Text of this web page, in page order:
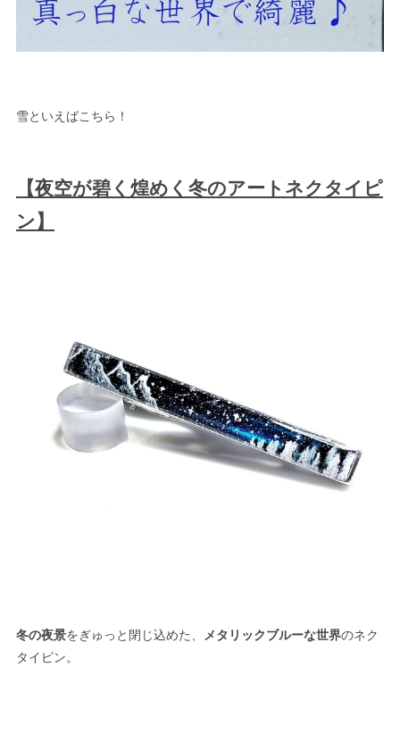
雪といえばこちら！
【夜空が碧く煌めく冬のアートネクタイピ
ン】
冬の夜景をぎゅっと閉じ込めた、 メタリックブルーな世界のネク
タイピン。